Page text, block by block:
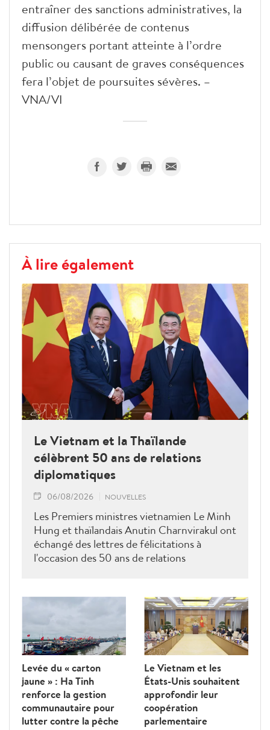
entraîner des sanctions administratives, la
diffusion délibérée de contenus
mensongers portant atteinte à l’ordre
public ou causant de graves conséquences
fera l’objet de poursuites sévères. –
VNA/VI
À lire également
Le Vietnam et la Thaïlande
célèbrent 50 ans de relations
diplomatiques
06/08/2026 NOUVELLES
Les Premiers ministres vietnamien Le Minh
Hung et thaïlandais Anutin Charnvirakul ont
échangé des lettres de félicitations à
l'occasion des 50 ans de relations
Levée du « carton
jaune » : Ha Tinh
renforce la gestion
communautaire pour
lutter contre la pêche
Le Vietnam et les
États-Unis souhaitent
approfondir leur
coopération
parlementaire